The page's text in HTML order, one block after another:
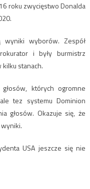
roku zwycięstwo Donalda
wyborów. Zespół
i były burmistrz
kilku stanach.
których ogromne
tez systemu Dominion
głosów. Okazuje się, że
USA jeszcze się nie